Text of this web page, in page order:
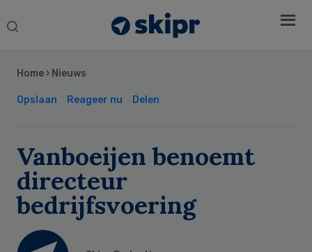
Search
Home › Nieuws
Opslaan Reageer nu Delen
Vanboeijen benoemt
directeur
bedrijfsvoering
Sidebar